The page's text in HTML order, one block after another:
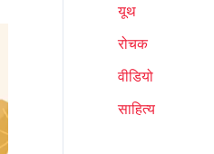
यूथ
रोचक
वीडियो
साहित्य